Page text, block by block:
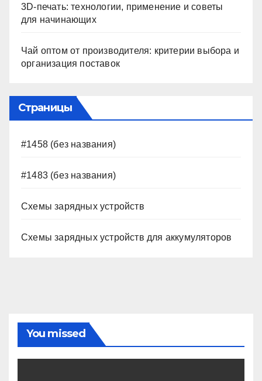
3D-печать: технологии, применение и советы
для начинающих
Чай оптом от производителя: критерии выбора и
организация поставок
Страницы
#1458 (без названия)
#1483 (без названия)
Схемы зарядных устройств
Схемы зарядных устройств для аккумуляторов
You missed